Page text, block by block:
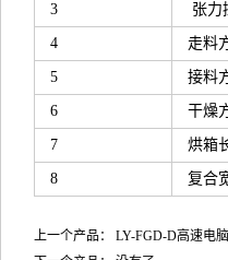
3 张力
4 走料
5 接料
6 干燥
7 烘箱
8 复合
上一个产品： LY-FGD-D高速电